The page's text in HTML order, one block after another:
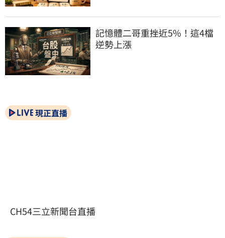
記憶體二哥重挫近5%！這4檔
逆勢上漲
現正直播
CH54三立新聞台直播